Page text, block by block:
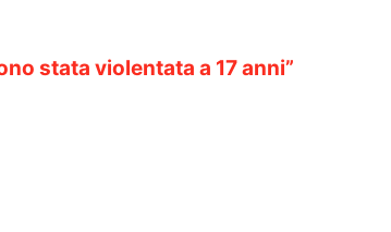
stata violentata a 17 anni”